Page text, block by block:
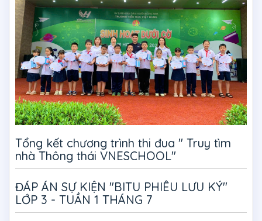
Tổng kết chương trình thi đua " Truy tìm
nhà Thông thái VNESCHOOL"
ĐÁP ÁN SỰ KIỆN "BITU PHIÊU LƯU KÝ"
LỚP 3 - TUẦN 1 THÁNG 7